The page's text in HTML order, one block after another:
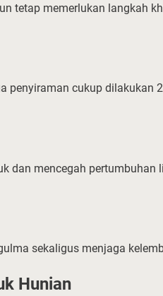
tetap memerlukan langkah
penyiraman cukup dilakukan
dan mencegah pertumbuhan
sekaligus menjaga
Hunian